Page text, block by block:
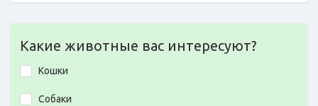
Какие животные вас интересуют?
Кошки
Собаки